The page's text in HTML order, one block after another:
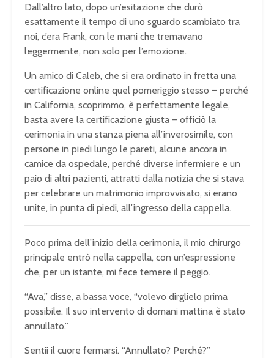
Dall’altro lato, dopo un’esitazione che durò
esattamente il tempo di uno sguardo scambiato tra
noi, c’era Frank, con le mani che tremavano
leggermente, non solo per l’emozione.
Un amico di Caleb, che si era ordinato in fretta una
certificazione online quel pomeriggio stesso – perché
in California, scoprimmo, è perfettamente legale,
basta avere la certificazione giusta – officiò la
cerimonia in una stanza piena all’inverosimile, con
persone in piedi lungo le pareti, alcune ancora in
camice da ospedale, perché diverse infermiere e un
paio di altri pazienti, attratti dalla notizia che si stava
per celebrare un matrimonio improvvisato, si erano
unite, in punta di piedi, all’ingresso della cappella.
Poco prima dell’inizio della cerimonia, il mio chirurgo
principale entrò nella cappella, con un’espressione
che, per un istante, mi fece temere il peggio.
“Ava,” disse, a bassa voce, “volevo dirglielo prima
possibile. Il suo intervento di domani mattina è stato
annullato.”
Sentii il cuore fermarsi. “Annullato? Perché?”